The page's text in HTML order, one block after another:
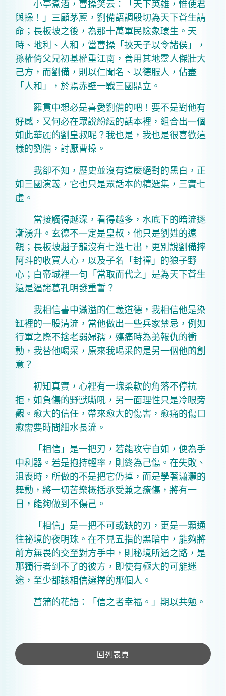
小亭煮酒，曹操笑云：「天下英雄，惟使君
與操！」三顧茅蘆，劉備語調殷切為天下蒼生請
命；長板坡之後，為那十萬軍民險象環生。天
時、地利、人和，當曹操「挾天子以令諸侯」，
孫權倚父兄初基權重江南，善用其地靈人傑壯大
己方，而劉備，則以仁聞名、以德服人，佔盡
「人和」，於焉赤壁一戰三國鼎立。
羅貫中想必是喜愛劉備的吧！要不是對他有
好感，又何必在眾說紛紜的話本裡，組合出一個
如此華麗的劉皇叔呢？我也是，我也是很喜歡這
樣的劉備，討厭曹操。
我卻不知，歷史並沒有這麼絕對的黑白，正
如三國演義，它也只是眾話本的精選集，三實七
虛。
當接觸得越深，看得越多，水底下的暗流逐
漸湧升。玄德不一定是皇叔，他只是劉姓的遠
親；長板坡趙子龍沒有七進七出，更別說劉備摔
阿斗的收買人心，以及子名「封禪」的狼子野
心；白帝城裡一句「當取而代之」是為天下蒼生
還是逼諸葛孔明發重誓？
我相信書中滿溢的仁義道德，我相信他是染
缸裡的一股清流，當他做出一些兵家禁忌，例如
行軍之際不捨老弱婦孺，殤痛時為弟報仇的衝
動，我替他喝采，原來我喝采的是另一個他的創
意？
初知真實，心裡有一塊柔軟的角落不停抗
拒，如負傷的野獸嘶吼，另一面理性只是冷眼旁
觀。愈大的信任，帶來愈大的傷害，愈痛的傷口
愈需要時間細水長流。
「相信」是一把刃，若能攻守自如，便為手
中利器。若是抱持輕率，則終為己傷。在失敗、
沮喪時，所做的不是把它仍掉，而是學著瀟灑的
舞動，將一切苦樂概括承受兼之療傷，將有一
日，能夠做到不傷己。
「相信」是一把不可或缺的刃，更是一顆通
往祕境的夜明珠。在不見五指的黑暗中，能夠將
前方無畏的交至對方手中，則秘境所通之路，是
那獨行者到不了的彼方，即使有極大的可能迷
途，至少都該相信選擇的那個人。
菖蒲的花語：「信之者幸福。」期以共勉。
回列表頁